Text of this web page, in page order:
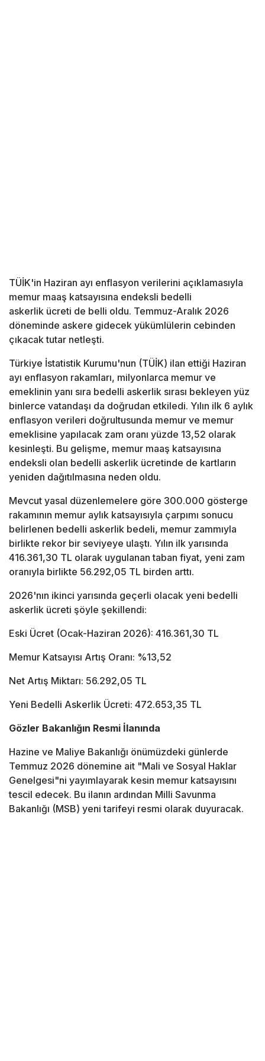
TÜİK'in Haziran ayı enflasyon verilerini açıklamasıyla
memur maaş katsayısına endeksli bedelli
askerlik ücreti de belli oldu. Temmuz-Aralık 2026
döneminde askere gidecek yükümlülerin cebinden
çıkacak tutar netleşti.
Türkiye İstatistik Kurumu'nun (TÜİK) ilan ettiği Haziran
ayı enflasyon rakamları, milyonlarca memur ve
emeklinin yanı sıra bedelli askerlik sırası bekleyen yüz
binlerce vatandaşı da doğrudan etkiledi. Yılın ilk 6 aylık
enflasyon verileri doğrultusunda memur ve memur
emeklisine yapılacak zam oranı yüzde 13,52 olarak
kesinleşti. Bu gelişme, memur maaş katsayısına
endeksli olan bedelli askerlik ücretinde de kartların
yeniden dağıtılmasına neden oldu.
Mevcut yasal düzenlemelere göre 300.000 gösterge
rakamının memur aylık katsayısıyla çarpımı sonucu
belirlenen bedelli askerlik bedeli, memur zammıyla
birlikte rekor bir seviyeye ulaştı. Yılın ilk yarısında
416.361,30 TL olarak uygulanan taban fiyat, yeni zam
oranıyla birlikte 56.292,05 TL birden arttı.
2026'nın ikinci yarısında geçerli olacak yeni bedelli
askerlik ücreti şöyle şekillendi:
Eski Ücret (Ocak-Haziran 2026): 416.361,30 TL
Memur Katsayısı Artış Oranı: %13,52
Net Artış Miktarı: 56.292,05 TL
Yeni Bedelli Askerlik Ücreti: 472.653,35 TL
Gözler Bakanlığın Resmi İlanında
Hazine ve Maliye Bakanlığı önümüzdeki günlerde
Temmuz 2026 dönemine ait "Mali ve Sosyal Haklar
Genelgesi"ni yayımlayarak kesin memur katsayısını
tescil edecek. Bu ilanın ardından Milli Savunma
Bakanlığı (MSB) yeni tarifeyi resmi olarak duyuracak.